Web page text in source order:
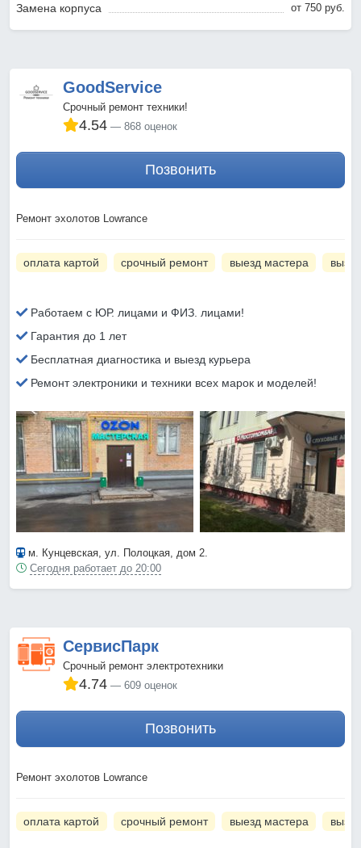
Замена корпуса от 750 pyб.
GoodService
Срочный ремонт техники!
4.54 868 оценок
Позвонить
Ремонт эхолотов Lowrance
оплата картой срочный ремонт выезд мастера
Работаем с ЮР. лицами и ФИЗ. лицами!
Гарантия до 1 лет
Бесплатная диагностика и выезд курьера
Ремонт электроники и техники всех марок и моделей!
м. Кунцевская, ул. Полоцкая, дом 2.
Сегодня работает до 20:00
СервисПарк
Срочный ремонт электротехники
4.74 609 оценок
Позвонить
Ремонт эхолотов Lowrance
оплата картой срочный ремонт выезд мастера